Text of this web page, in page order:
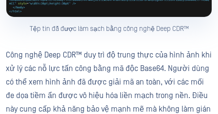
Tệp tin đã được làm sạch bằng công nghệ Deep CDR™
Công nghệ Deep CDR™ duy trì độ trung thực của hình ảnh khi
xử lý các nỗ lực tấn công bằng mã độc Base64. Người dùng
có thể xem hình ảnh đã được giải mã an toàn, với các mối
đe dọa tiềm ẩn được vô hiệu hóa liền mạch trong nền. Điều
này cung cấp khả năng bảo vệ mạnh mẽ mà không làm gián